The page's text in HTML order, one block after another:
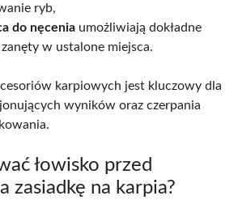
ryb,
do nęcenia umożliwiają dokładne
w ustalone miejsca.
karpiowych jest kluczowy dla
wyników oraz czerpania
łowisko przed
zasiadkę na karpia?